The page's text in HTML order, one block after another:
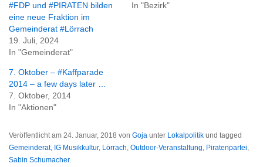
#FDP und #PIRATEN bilden
eine neue Fraktion im
Gemeinderat #Lörrach
19. Juli, 2024
In "Gemeinderat"
In "Bezirk"
7. Oktober – #Kaffparade
2014 – a few days later …
7. Oktober, 2014
In "Aktionen"
Veröffentlicht am 24. Januar, 2018 von Goja unter Lokalpolitik und tagged
Gemeinderat, IG Musikkultur, Lörrach, Outdoor-Veranstaltung, Piratenpartei,
Sabin Schumacher.